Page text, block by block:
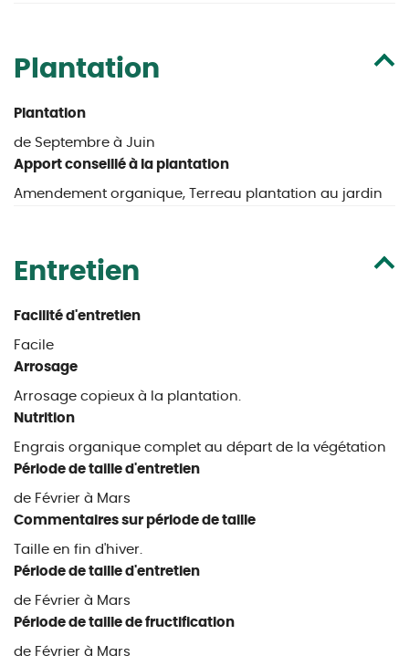
Plantation
Plantation
de Septembre à Juin
Apport conseillé à la plantation
Amendement organique, Terreau plantation au jardin
Entretien
Facilité d'entretien
Facile
Arrosage
Arrosage copieux à la plantation.
Nutrition
Engrais organique complet au départ de la végétation
Période de taille d'entretien
de Février à Mars
Commentaires sur période de taille
Taille en fin d'hiver.
Période de taille d'entretien
de Février à Mars
Période de taille de fructification
de Février à Mars